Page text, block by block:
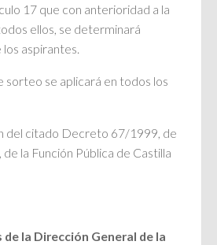
17 que con anterioridad a la
ellos, se determinará
aspirantes.
sorteo se aplicará en todos los
del citado Decreto 67/1999, de
la Función Pública de Castilla
la Dirección General de la